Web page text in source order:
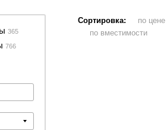
365
766
Сортировка:
по цене
по вместимости